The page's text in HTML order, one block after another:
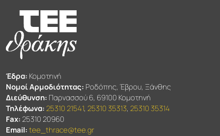
Έδρα: Κομοτηνή
Νομοί Αρμοδιότητας: Ροδόπης, Έβρου, Ξάνθης
Διεύθυνση: Παρνασσού 6, 69100 Κομοτηνή
Τηλέφωνα:25310 21541,25310 35313,25310 35314
Fax:25310 20960
Email:tee_thrace@tee.gr